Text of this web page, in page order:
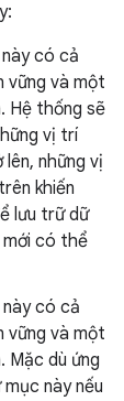
có cả
vững và một
Hệ thống sẽ
vị trí
những vị
khiến
lưu trữ dữ
mới có thể
có cả
vững và một
Mặc dù ứng
này nếu